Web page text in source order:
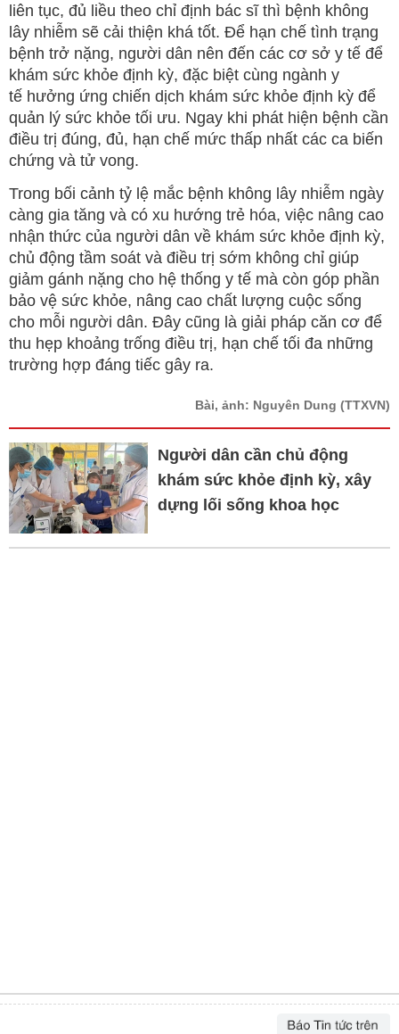
liên tục, đủ liều theo chỉ định bác sĩ thì bệnh không
lây nhiễm sẽ cải thiện khá tốt. Để hạn chế tình trạng
bệnh trở nặng, người dân nên đến các cơ sở y tế để
khám sức khỏe định kỳ, đặc biệt cùng ngành y
tế hưởng ứng chiến dịch khám sức khỏe định kỳ để
quản lý sức khỏe tối ưu. Ngay khi phát hiện bệnh cần
điều trị đúng, đủ, hạn chế mức thấp nhất các ca biến
chứng và tử vong.
Trong bối cảnh tỷ lệ mắc bệnh không lây nhiễm ngày
càng gia tăng và có xu hướng trẻ hóa, việc nâng cao
nhận thức của người dân về khám sức khỏe định kỳ,
chủ động tầm soát và điều trị sớm không chỉ giúp
giảm gánh nặng cho hệ thống y tế mà còn góp phần
bảo vệ sức khỏe, nâng cao chất lượng cuộc sống
cho mỗi người dân. Đây cũng là giải pháp căn cơ để
thu hẹp khoảng trống điều trị, hạn chế tối đa những
trường hợp đáng tiếc gây ra.
Bài, ảnh: Nguyên Dung (TTXVN)
Người dân cần chủ động
khám sức khỏe định kỳ, xây
dựng lối sống khoa học